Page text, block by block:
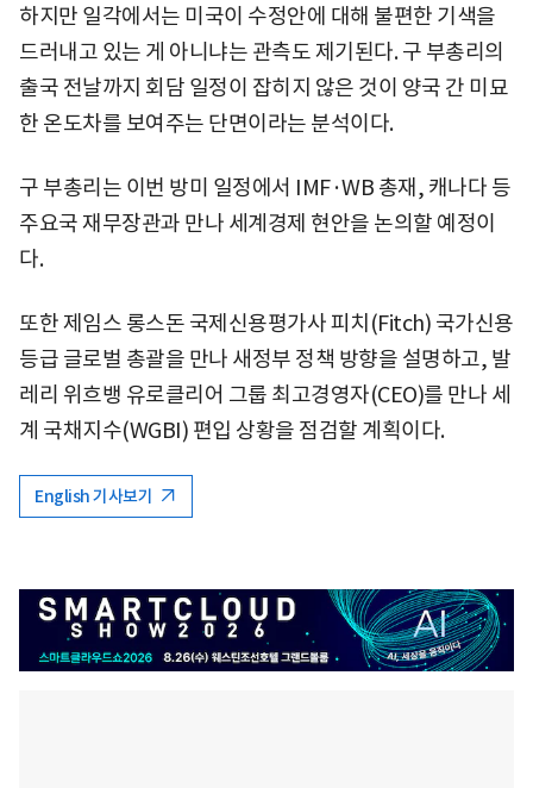
하지만 일각에서는 미국이 수정안에 대해 불편한 기색을
드러내고 있는 게 아니냐는 관측도 제기된다. 구 부총리의
출국 전날까지 회담 일정이 잡히지 않은 것이 양국 간 미묘
한 온도차를 보여주는 단면이라는 분석이다.
구 부총리는 이번 방미 일정에서 IMF·WB 총재, 캐나다 등
주요국 재무장관과 만나 세계경제 현안을 논의할 예정이
다.
또한 제임스 롱스돈 국제신용평가사 피치(Fitch) 국가신용
등급 글로벌 총괄을 만나 새정부 정책 방향을 설명하고, 발
레리 위흐뱅 유로클리어 그룹 최고경영자(CEO)를 만나 세
계 국채지수(WGBI) 편입 상황을 점검할 계획이다.
English 기사보기